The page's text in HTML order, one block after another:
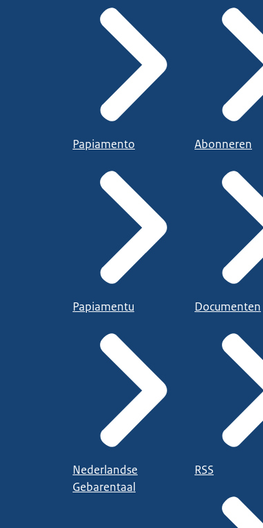
Papiamento
Papiamentu
Nederlandse
Gebarentaal
Abonneren
Documenten
RSS